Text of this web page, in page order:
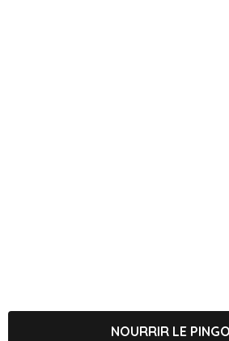
NOURRIR LE